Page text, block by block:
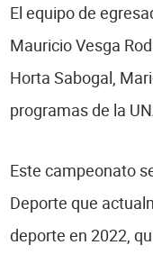
El equipo de
Mauricio Vesga
Horta Sabogal,
programas de la
Este campeonato
Deporte que
deporte en 2022,